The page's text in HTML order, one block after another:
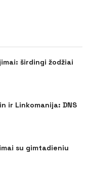
širdingi žodžiai
ir Linkomanija: DNS
su gimtadieniu